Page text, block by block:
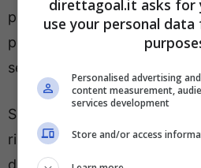
pure il nome di Rafa Nadal.
però, sembrerebbe portare
semplice e immediata.
Secondo quanto riportato da
riprende una dichiarazione
da subito prepararsi con il
direttagoal.it asks for
use your personal
Personalised advertising
content measurement,
services development
Store and/or access